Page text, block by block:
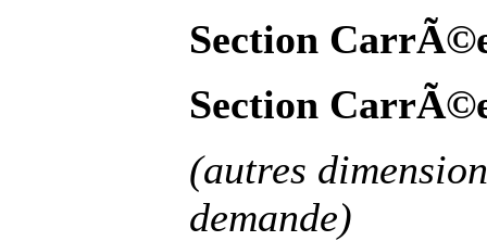
Section
Section
(autres
demande)